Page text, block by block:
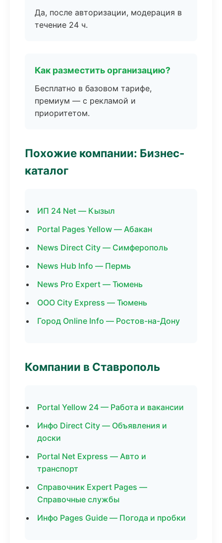
Да, после авторизации, модерация в
течение 24 ч.
Как разместить организацию?
Бесплатно в базовом тарифе,
премиум — с рекламой и
приоритетом.
Похожие компании: Бизнес-
каталог
ИП 24 Net — Кызыл
Portal Pages Yellow — Абакан
News Direct City — Симферополь
News Hub Info — Пермь
News Pro Expert — Тюмень
ООО City Express — Тюмень
Город Online Info — Ростов-на-Дону
Компании в Ставрополь
Portal Yellow 24 — Работа и вакансии
Инфо Direct City — Объявления и
доски
Portal Net Express — Авто и
транспорт
Справочник Expert Pages —
Справочные службы
Инфо Pages Guide — Погода и пробки